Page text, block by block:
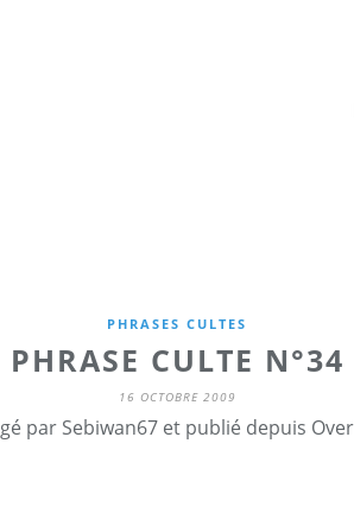
PHRASES CULTES
PHRASE CULTE N°34
16 OCTOBRE 2009
par Sebiwan67 et publié depuis